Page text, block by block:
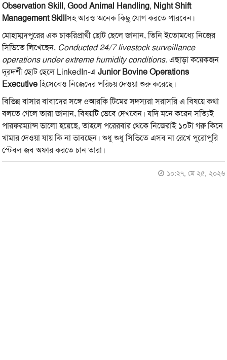
Observation Skill,Good Animal Handling, Night Shift
Management Skillসহ আরও অনেক কিছু যোগ করতে পারবেন।
মোহাম্মদপুরের এক চাকরিপ্রার্থী ছোট ছেলে জানান, তিনি ইতোমধ্যে নিজের
সিভিতে লিখেছেন, Conducted 24/7 livestock surveillance
operations under extreme humidity conditions.এছাড়া কয়েকজন
দূরদর্শী ছোট ছেলে LinkedIn-এJunior Bovine Operations
Executiveহিসেবেও নিজেদের পরিচয় দেওয়া শুরু করেছে।
বিভিন্ন বাসার বাবাদের সঙ্গে eআরকি টিমের সদস্যরা সরাসরি এ বিষয়ে কথা
বলতে গেলে তারা জানান, বিষয়টি ভেবে দেখবেন। যদি মনে করেন সত্যিই
পারফরম্যান্স ভালো হয়েছে, তাহলে পরেরবার থেকে নিজেরাই ১০টা গরু কিনে
খামার দেওয়া যায় কি না ভাবছেন। শুধু শুধু সিভিতে এসব না রেখে পুরোপুরি
স্টেবল জব অফার করতে চান তারা।
১০:২৭, মে ২৫, ২০২৬